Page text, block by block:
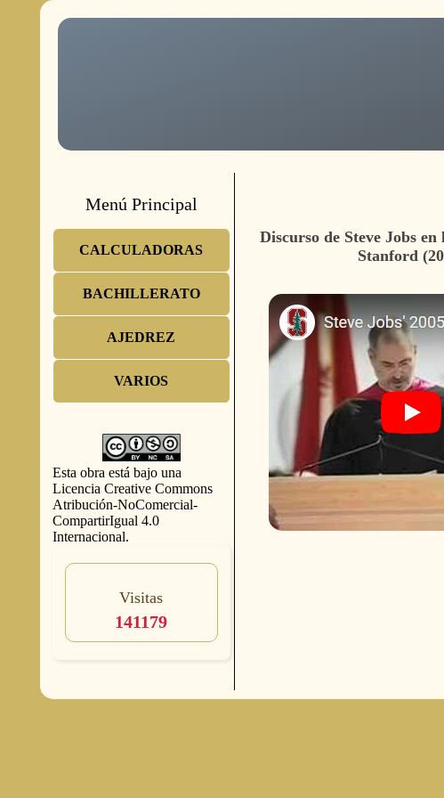
Menú Principal
CALCULADORAS
BACHILLERATO
AJEDREZ
VARIOS
Esta obra está bajo una
Licencia Creative Commons
Atribución-NoComercial-
CompartirIgual 4.0
Internacional.
Visitas
141179
Discurso de Steve Jobs
Stanford